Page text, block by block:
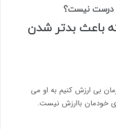
درست نیست؟
که باعث بدتر شدن
بی ارزش کنیم به او می
خودمان باارزش نیست.